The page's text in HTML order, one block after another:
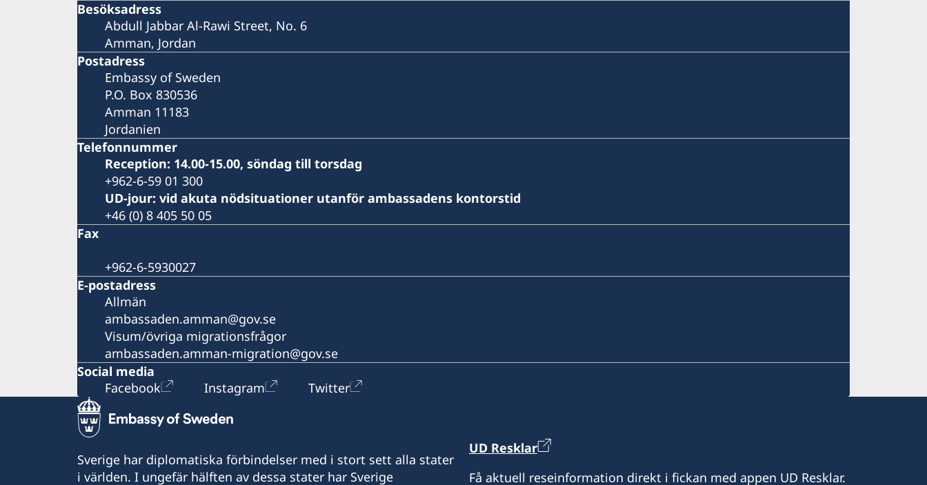
Besöksadress
Abdull Jabbar Al-Rawi Street, No. 6
Amman, Jordan
Postadress
Embassy of Sweden
P.O. Box 830536
Amman 11183
Jordanien
Telefonnummer
Reception: 14.00-15.00, söndag till torsdag
+962-6-59 01 300
UD-jour: vid akuta nödsituationer utanför ambassadens kontorstid
+46 (0) 8 405 50 05
Fax
+962-6-5930027
E-postadress
Allmän
ambassaden.amman@gov.se
Visum/övriga migrationsfrågor
ambassaden.amman-migration@gov.se
Social media
Facebook
Instagram Twitter
Sverige har diplomatiska förbindelser med i stort sett alla stater
i världen. I ungefär hälften av dessa stater har Sverige
UD Resklar
Få aktuell reseinformation direkt i fickan med appen UD Resklar.